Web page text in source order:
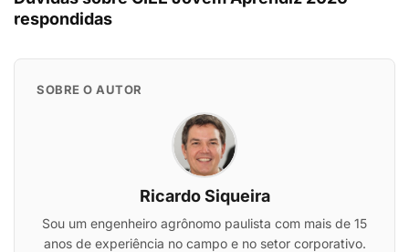
respondidas
SOBRE O AUTOR
Ricardo Siqueira
Sou um engenheiro agrônomo paulista com mais de 15
anos de experiência no campo e no setor corporativo.